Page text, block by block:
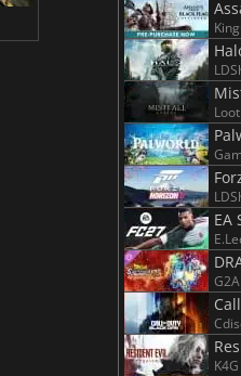
Total War WARHAMMER 3
EA
G2A
K4G